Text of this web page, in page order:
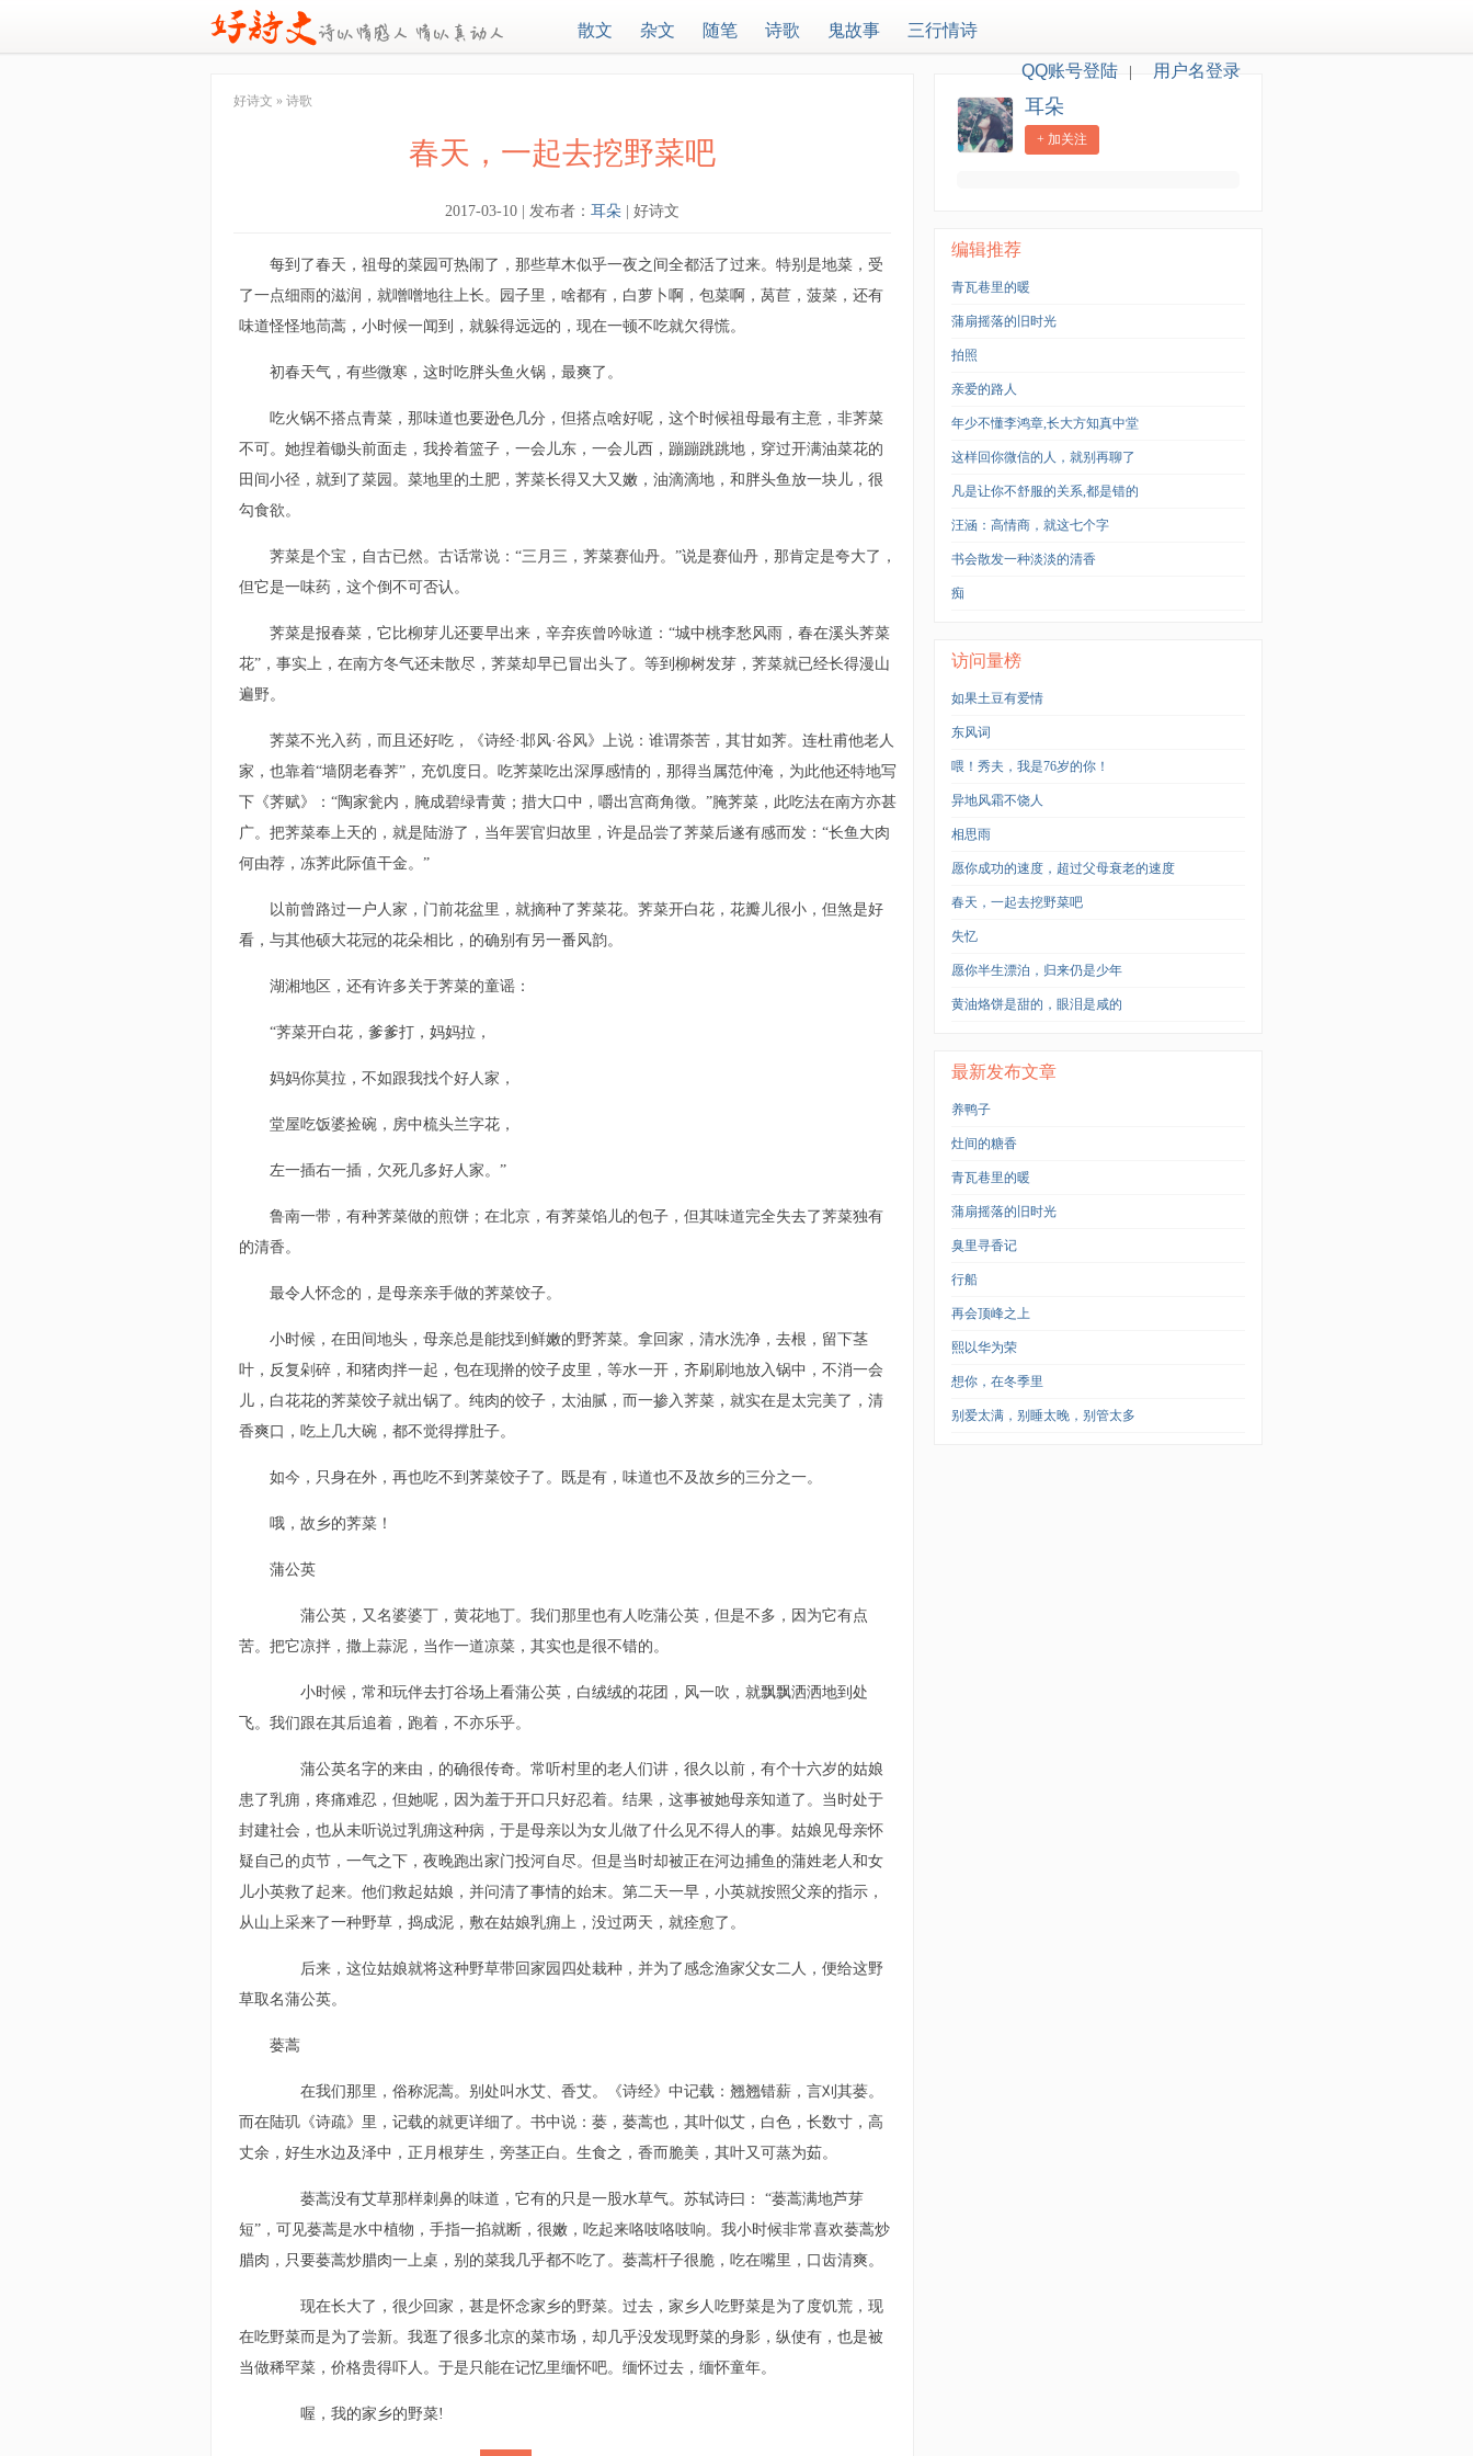
散文 杂文 随笔 诗歌 鬼故事 三行情诗
QQ账号登陆 用户名登录
好诗文 » 诗歌
春天，一起去挖野菜吧
2017-03-10 | 发布者： 耳朵 | 好诗文
每到了春天，祖母的菜园可热闹了，那些草木似乎一夜之间全都活了过来。特别是地菜，受
了一点细雨的滋润，就噌噌地往上长。园子里，啥都有，白萝卜啊，包菜啊，莴苣，菠菜，还有
味道怪怪地茼蒿，小时候一闻到，就躲得远远的，现在一顿不吃就欠得慌。
初春天气，有些微寒，这时吃胖头鱼火锅，最爽了。
吃火锅不搭点青菜，那味道也要逊色几分，但搭点啥好呢，这个时候祖母最有主意，非荠菜
不可。她捏着锄头前面走，我拎着篮子，一会儿东，一会儿西，蹦蹦跳跳地，穿过开满油菜花的
田间小径，就到了菜园。菜地里的土肥，荠菜长得又大又嫩，油滴滴地，和胖头鱼放一块儿，很
勾食欲。
荠菜是个宝，自古已然。古话常说：“三月三，荠菜赛仙丹。”说是赛仙丹，那肯定是夸大了，
但它是一味药，这个倒不可否认。
荠菜是报春菜，它比柳芽儿还要早出来，辛弃疾曾吟咏道：“城中桃李愁风雨，春在溪头荠菜
花”，事实上，在南方冬气还未散尽，荠菜却早已冒出头了。等到柳树发芽，荠菜就已经长得漫山
遍野。
荠菜不光入药，而且还好吃，《诗经·邶风·谷风》上说：谁谓荼苦，其甘如荠。连杜甫他老人
家，也靠着“墙阴老春荠”，充饥度日。吃荠菜吃出深厚感情的，那得当属范仲淹，为此他还特地写
下《荠赋》：“陶家瓮内，腌成碧绿青黄；措大口中，嚼出宫商角徵。”腌荠菜，此吃法在南方亦甚
广。把荠菜奉上天的，就是陆游了，当年罢官归故里，许是品尝了荠菜后遂有感而发：“长鱼大肉
何由荐，冻荠此际值干金。”
以前曾路过一户人家，门前花盆里，就摘种了荠菜花。荠菜开白花，花瓣儿很小，但煞是好
看，与其他硕大花冠的花朵相比，的确别有另一番风韵。
湖湘地区，还有许多关于荠菜的童谣：
“荠菜开白花，爹爹打，妈妈拉，
妈妈你莫拉，不如跟我找个好人家，
堂屋吃饭婆捡碗，房中梳头兰字花，
左一插右一插，欠死几多好人家。”
鲁南一带，有种荠菜做的煎饼；在北京，有荠菜馅儿的包子，但其味道完全失去了荠菜独有
的清香。
最令人怀念的，是母亲亲手做的荠菜饺子。
小时候，在田间地头，母亲总是能找到鲜嫩的野荠菜。拿回家，清水洗净，去根，留下茎
叶，反复剁碎，和猪肉拌一起，包在现擀的饺子皮里，等水一开，齐刷刷地放入锅中，不消一会
儿，白花花的荠菜饺子就出锅了。纯肉的饺子，太油腻，而一掺入荠菜，就实在是太完美了，清
香爽口，吃上几大碗，都不觉得撑肚子。
如今，只身在外，再也吃不到荠菜饺子了。既是有，味道也不及故乡的三分之一。
哦，故乡的荠菜！
蒲公英
蒲公英，又名婆婆丁，黄花地丁。我们那里也有人吃蒲公英，但是不多，因为它有点
苦。把它凉拌，撒上蒜泥，当作一道凉菜，其实也是很不错的。
小时候，常和玩伴去打谷场上看蒲公英，白绒绒的花团，风一吹，就飘飘洒洒地到处
飞。我们跟在其后追着，跑着，不亦乐乎。
蒲公英名字的来由，的确很传奇。常听村里的老人们讲，很久以前，有个十六岁的姑娘
患了乳痈，疼痛难忍，但她呢，因为羞于开口只好忍着。结果，这事被她母亲知道了。当时处于
封建社会，也从未听说过乳痈这种病，于是母亲以为女儿做了什么见不得人的事。姑娘见母亲怀
疑自己的贞节，一气之下，夜晚跑出家门投河自尽。但是当时却被正在河边捕鱼的蒲姓老人和女
儿小英救了起来。他们救起姑娘，并问清了事情的始末。第二天一早，小英就按照父亲的指示，
从山上采来了一种野草，捣成泥，敷在姑娘乳痈上，没过两天，就痊愈了。
后来，这位姑娘就将这种野草带回家园四处栽种，并为了感念渔家父女二人，便给这野
草取名蒲公英。
蒌蒿
在我们那里，俗称泥蒿。别处叫水艾、香艾。《诗经》中记载：翘翘错薪，言刈其蒌。
而在陆玑《诗疏》里，记载的就更详细了。书中说：蒌，蒌蒿也，其叶似艾，白色，长数寸，高
丈余，好生水边及泽中，正月根芽生，旁茎正白。生食之，香而脆美，其叶又可蒸为茹。
蒌蒿没有艾草那样刺鼻的味道，它有的只是一股水草气。苏轼诗曰： “蒌蒿满地芦芽
短”，可见蒌蒿是水中植物，手指一掐就断，很嫩，吃起来咯吱咯吱响。我小时候非常喜欢蒌蒿炒
腊肉，只要蒌蒿炒腊肉一上桌，别的菜我几乎都不吃了。蒌蒿杆子很脆，吃在嘴里，口齿清爽。
现在长大了，很少回家，甚是怀念家乡的野菜。过去，家乡人吃野菜是为了度饥荒，现
在吃野菜而是为了尝新。我逛了很多北京的菜市场，却几乎没发现野菜的身影，纵使有，也是被
当做稀罕菜，价格贵得吓人。于是只能在记忆里缅怀吧。缅怀过去，缅怀童年。
喔，我的家乡的野菜!
耳朵
+ 加关注
编辑推荐
青瓦巷里的暖
蒲扇摇落的旧时光
拍照
亲爱的路人
年少不懂李鸿章,长大方知真中堂
这样回你微信的人，就别再聊了
凡是让你不舒服的关系,都是错的
汪涵：高情商，就这七个字
书会散发一种淡淡的清香
痴
访问量榜
如果土豆有爱情
东风词
喂！秀夫，我是76岁的你！
异地风霜不饶人
相思雨
愿你成功的速度，超过父母衰老的速度
春天，一起去挖野菜吧
失忆
愿你半生漂泊，归来仍是少年
黄油烙饼是甜的，眼泪是咸的
最新发布文章
养鸭子
灶间的糖香
青瓦巷里的暖
蒲扇摇落的旧时光
臭里寻香记
行船
再会顶峰之上
熙以华为荣
想你，在冬季里
别爱太满，别睡太晚，别管太多